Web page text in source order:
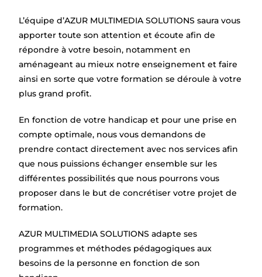
L’équipe d’AZUR MULTIMEDIA SOLUTIONS saura vous
apporter toute son attention et écoute afin de
répondre à votre besoin, notamment en
aménageant au mieux notre enseignement et faire
ainsi en sorte que votre formation se déroule à votre
plus grand profit.
En fonction de votre handicap et pour une prise en
compte optimale, nous vous demandons de
prendre contact directement avec nos services afin
que nous puissions échanger ensemble sur les
différentes possibilités que nous pourrons vous
proposer dans le but de concrétiser votre projet de
formation.
AZUR MULTIMEDIA SOLUTIONS adapte ses
programmes et méthodes pédagogiques aux
besoins de la personne en fonction de son